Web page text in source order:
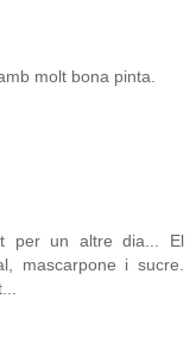
molt bona pinta.
per un altre dia... El
mascarpone i sucre.